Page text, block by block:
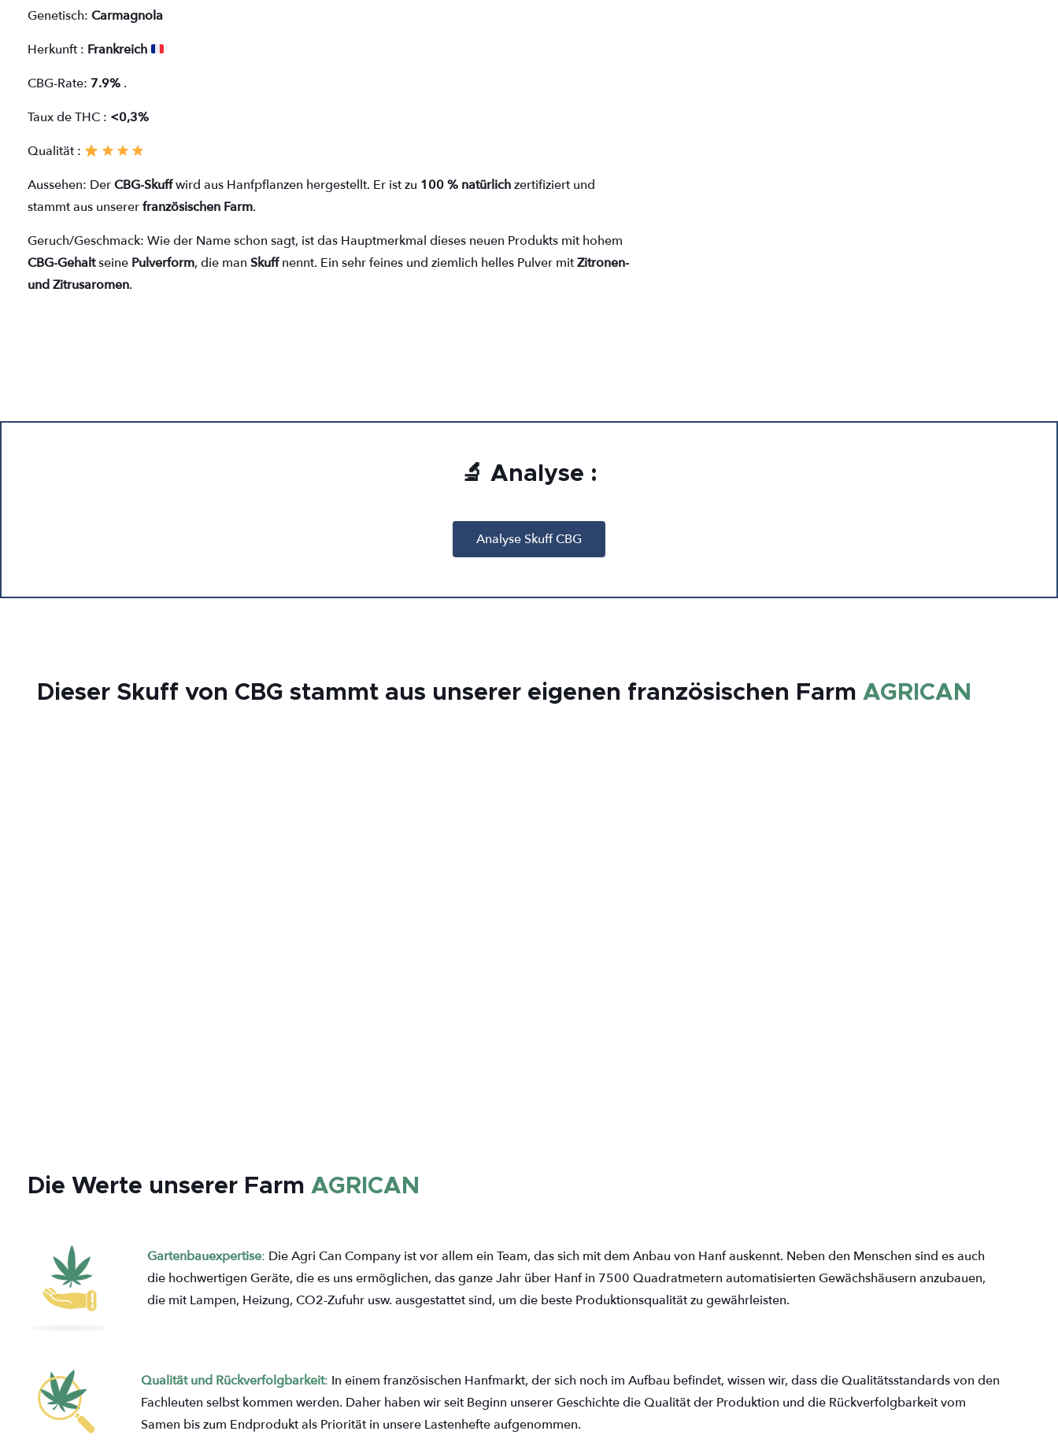
Genetisch: Carmagnola
Herkunft : Frankreich
CBG-Rate: 7.9% .
Taux de THC : <0,3%
Qualität :
Aussehen: DerCBG-Skuffwird aus Hanfpflanzen hergestellt. Er ist zu 100 % natürlichzertifiziert und
stammt aus unsererfranzösischen Farm.
Geruch/Geschmack: Wie der Name schon sagt, ist das Hauptmerkmal dieses neuen Produkts mit hohem
CBG-Gehaltseine Pulverform, die man Skuffnennt. Ein sehr feines und ziemlich helles Pulver mitZitronen-
und Zitrusaromen.
🔬 Analyse :
Analyse Skuff CBG
Dieser Skuff von CBG stammt aus unserer eigenen französischen Farm AGRICAN
Die Werte unserer Farm AGRICAN
Gartenbauexpertise: Die Agri Can Company ist vor allem ein Team, das sich mit dem Anbau von Hanf auskennt. Neben den Menschen sind es auch
die hochwertigen Geräte, die es uns ermöglichen, das ganze Jahr über Hanf in 7500 Quadratmetern automatisierten Gewächshäusern anzubauen,
die mit Lampen, Heizung, CO2-Zufuhr usw. ausgestattet sind, um die beste Produktionsqualität zu gewährleisten.
Qualität und Rückverfolgbarkeit: In einem französischen Hanfmarkt, der sich noch im Aufbau befindet, wissen wir, dass die Qualitätsstandards von den
Fachleuten selbst kommen werden. Daher haben wir seit Beginn unserer Geschichte die Qualität der Produktion und die Rückverfolgbarkeit vom
Samen bis zum Endprodukt als Priorität in unsere Lastenhefte aufgenommen.